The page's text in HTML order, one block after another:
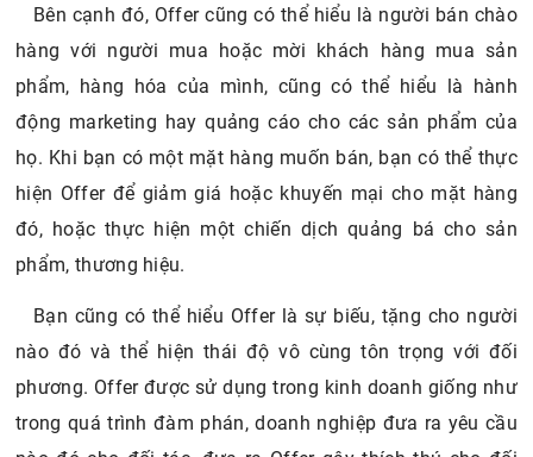
Bên cạnh đó, Offer cũng có thể hiểu là người bán chào
hàng với người mua hoặc mời khách hàng mua sản
phẩm, hàng hóa của mình, cũng có thể hiểu là hành
động marketing hay quảng cáo cho các sản phẩm của
họ. Khi bạn có một mặt hàng muốn bán, bạn có thể thực
hiện Offer để giảm giá hoặc khuyến mại cho mặt hàng
đó, hoặc thực hiện một chiến dịch quảng bá cho sản
phẩm, thương hiệu.
Bạn cũng có thể hiểu Offer là sự biếu, tặng cho người
nào đó và thể hiện thái độ vô cùng tôn trọng với đối
phương. Offer được sử dụng trong kinh doanh giống như
trong quá trình đàm phán, doanh nghiệp đưa ra yêu cầu